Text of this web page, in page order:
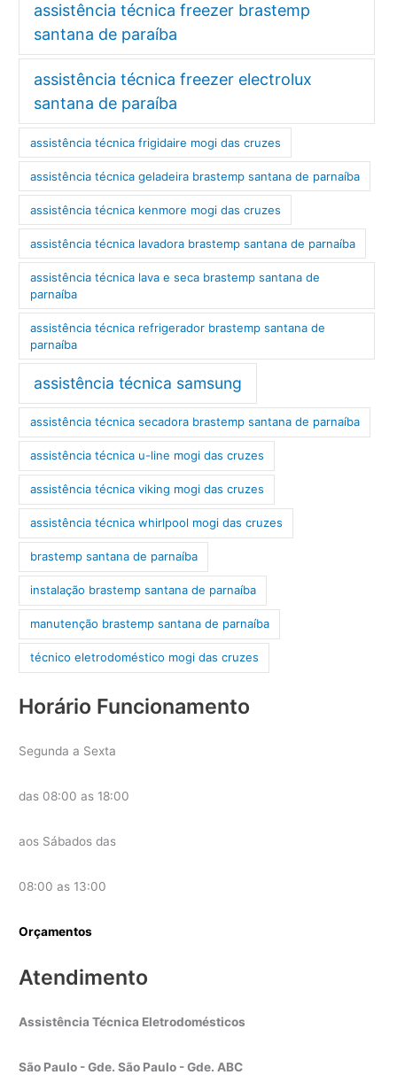
assistência técnica freezer brastemp
santana de paraíba
assistência técnica freezer electrolux
santana de paraíba
assistência técnica frigidaire mogi das cruzes
assistência técnica geladeira brastemp santana de parnaíba
assistência técnica kenmore mogi das cruzes
assistência técnica lavadora brastemp santana de parnaíba
assistência técnica lava e seca brastemp santana de
parnaíba
assistência técnica refrigerador brastemp santana de
parnaíba
assistência técnica samsung
assistência técnica secadora brastemp santana de parnaíba
assistência técnica u-line mogi das cruzes
assistência técnica viking mogi das cruzes
assistência técnica whirlpool mogi das cruzes
brastemp santana de parnaíba
instalação brastemp santana de parnaíba
manutenção brastemp santana de parnaíba
técnico eletrodoméstico mogi das cruzes
Horário Funcionamento
Segunda a Sexta
das 08:00 as 18:00
aos Sábados das
08:00 as 13:00
Orçamentos
Atendimento
Assistência Técnica Eletrodomésticos
São Paulo - Gde. São Paulo - Gde. ABC